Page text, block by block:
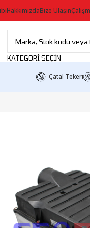
HakkımızdaBize Ulaşın
KATEGORI SEÇIN
Çatal Tekeri